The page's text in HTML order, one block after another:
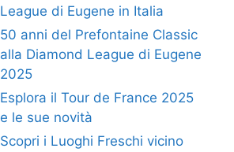
League di Eugene in Italia
50 anni del Prefontaine Classic
alla Diamond League di Eugene
2025
Esplora il Tour de France 2025
e le sue novità
Scopri i Luoghi Freschi vicino